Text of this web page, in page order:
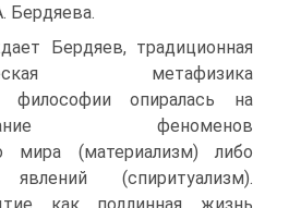
Бердяева.
Бердяев, традиционная
метафизика
философии опиралась на
феноменов
мира (материализм) либо
явлений (спиритуализм).